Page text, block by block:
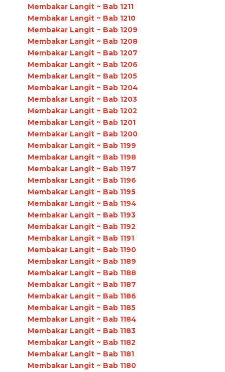
Membakar Langit ~ Bab 1211
Membakar Langit ~ Bab 1210
Membakar Langit ~ Bab 1209
Membakar Langit ~ Bab 1208
Membakar Langit ~ Bab 1207
Membakar Langit ~ Bab 1206
Membakar Langit ~ Bab 1205
Membakar Langit ~ Bab 1204
Membakar Langit ~ Bab 1203
Membakar Langit ~ Bab 1202
Membakar Langit ~ Bab 1201
Membakar Langit ~ Bab 1200
Membakar Langit ~ Bab 1199
Membakar Langit ~ Bab 1198
Membakar Langit ~ Bab 1197
Membakar Langit ~ Bab 1196
Membakar Langit ~ Bab 1195
Membakar Langit ~ Bab 1194
Membakar Langit ~ Bab 1193
Membakar Langit ~ Bab 1192
Membakar Langit ~ Bab 1191
Membakar Langit ~ Bab 1190
Membakar Langit ~ Bab 1189
Membakar Langit ~ Bab 1188
Membakar Langit ~ Bab 1187
Membakar Langit ~ Bab 1186
Membakar Langit ~ Bab 1185
Membakar Langit ~ Bab 1184
Membakar Langit ~ Bab 1183
Membakar Langit ~ Bab 1182
Membakar Langit ~ Bab 1181
Membakar Langit ~ Bab 1180